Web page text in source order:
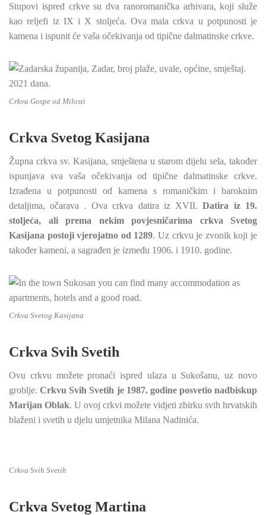
Stupovi ispred crkve su dva ranoromanička arhivara, koji služe
kao reljefi iz IX i X stoljeća. Ova mala crkva u potpunosti je
kamena i ispunit će vaša očekivanja od tipične dalmatinske crkve.
Crkva Gospe od Milosti
Crkva Svetog Kasijana
Župna crkva sv. Kasijana, smještena u starom dijelu sela, također
ispunjava sva vaša očekivanja od tipične dalmatinske crkve.
Izrađena u potpunosti od kamena s romaničkim i baroknim
detaljima, očarava . Ova crkva datira iz XVII.Datira iz 19.
stoljeća, ali prema nekim povjesničarima crkva Svetog
Kasijana postoji vjerojatno od 1289. Uz crkvu je zvonik koji je
također kameni, a sagrađen je između 1906. i 1910. godine.
Crkva Svetog Kasijana
Crkva Svih Svetih
Ovu crkvu možete pronaći ispred ulaza u Sukošanu, uz novo
groblje.Crkvu Svih Svetih je 1987. godine posvetio nadbiskup
Marijan Oblak. U ovoj crkvi možete vidjeti zbirku svih hrvatskih
blaženi i svetih u djelu umjetnika Milana Nadinića.
Crkva Svih Svetih
Crkva Svetog Martina